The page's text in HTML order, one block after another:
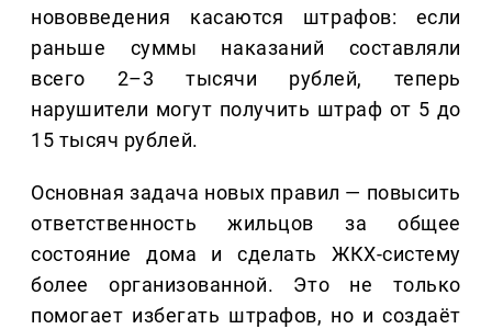
нововведения касаются штрафов: если
раньше суммы наказаний составляли
всего 2–3 тысячи рублей, теперь
нарушители могут получить штраф от 5 до
15 тысяч рублей.
Основная задача новых правил — повысить
ответственность жильцов за общее
состояние дома и сделать ЖКХ-систему
более организованной. Это не только
помогает избегать штрафов, но и создаёт